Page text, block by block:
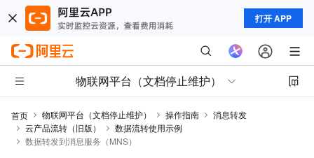
打开 APP
物联网平台（文档停止维护）
首页 物联网平台（文档停止维护） 操作指南
消息转发
云产品流转（旧版）
数据流转使用示例
数据转发到消息服务（MNS）